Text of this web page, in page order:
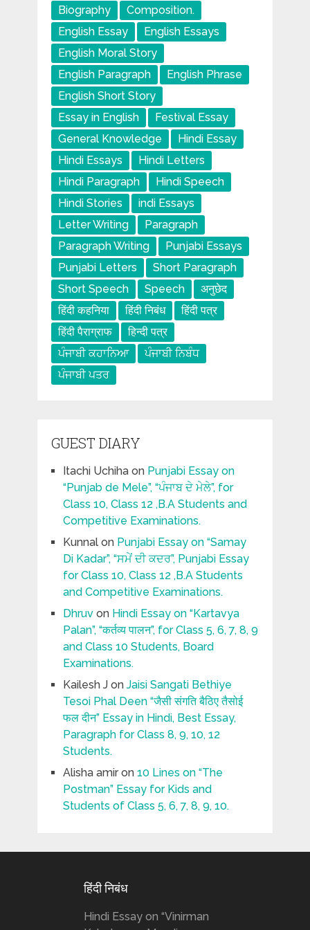
Biography
Composition.
English Essay
English Essays
English Moral Story
English Paragraph
English Phrase
English Short Story
Essay in English
Festival Essay
General Knowledge
Hindi Essay
Hindi Essays
Hindi Letters
Hindi Paragraph
Hindi Speech
Hindi Stories
indi Essays
Letter Writing
Paragraph
Paragraph Writing
Punjabi Essays
Punjabi Letters
Short Paragraph
Short Speech
Speech
अनुछेद
हिंदी कहनिया
हिंदी निबंध
हिंदी पत्र
हिंदी पैराग्राफ
हिन्दी पत्र
ਪੰਜਾਬੀ ਕਹਾਨਿਆ
ਪੰਜਾਬੀ ਨਿਬੰਧ
ਪੰਜਾਬੀ ਪਤਰ
GUEST DIARY
Itachi Uchihaon Punjabi Essay on
“Punjab de Mele”, “ਪੰਜਾਬ ਦੇ ਮੇਲੇ”, for
Class 10, Class 12 ,B.A Students and
Competitive Examinations.
Kunnalon Punjabi Essay on “Samay
Di Kadar”, “ਸਮੇਂ ਦੀ ਕਦਰ”, Punjabi Essay
for Class 10, Class 12 ,B.A Students
and Competitive Examinations.
Dhruvon Hindi Essay on “Kartavya
Palan”, “कर्तव्य पालन”, for Class 5, 6, 7, 8, 9
and Class 10 Students, Board
Examinations.
Kailesh Jon Jaisi Sangati Bethiye
Tesoi Phal Deen “जैसी संगति बैठिए तैसोई
फल दीन” Essay in Hindi, Best Essay,
Paragraph for Class 8, 9, 10, 12
Students.
Alisha amiron 10 Lines on “The
Postman” Essay for Kids and
Students of Class 5, 6, 7, 8, 9, 10.
हिंदी निबंध
Hindi Essay on “Vinirman